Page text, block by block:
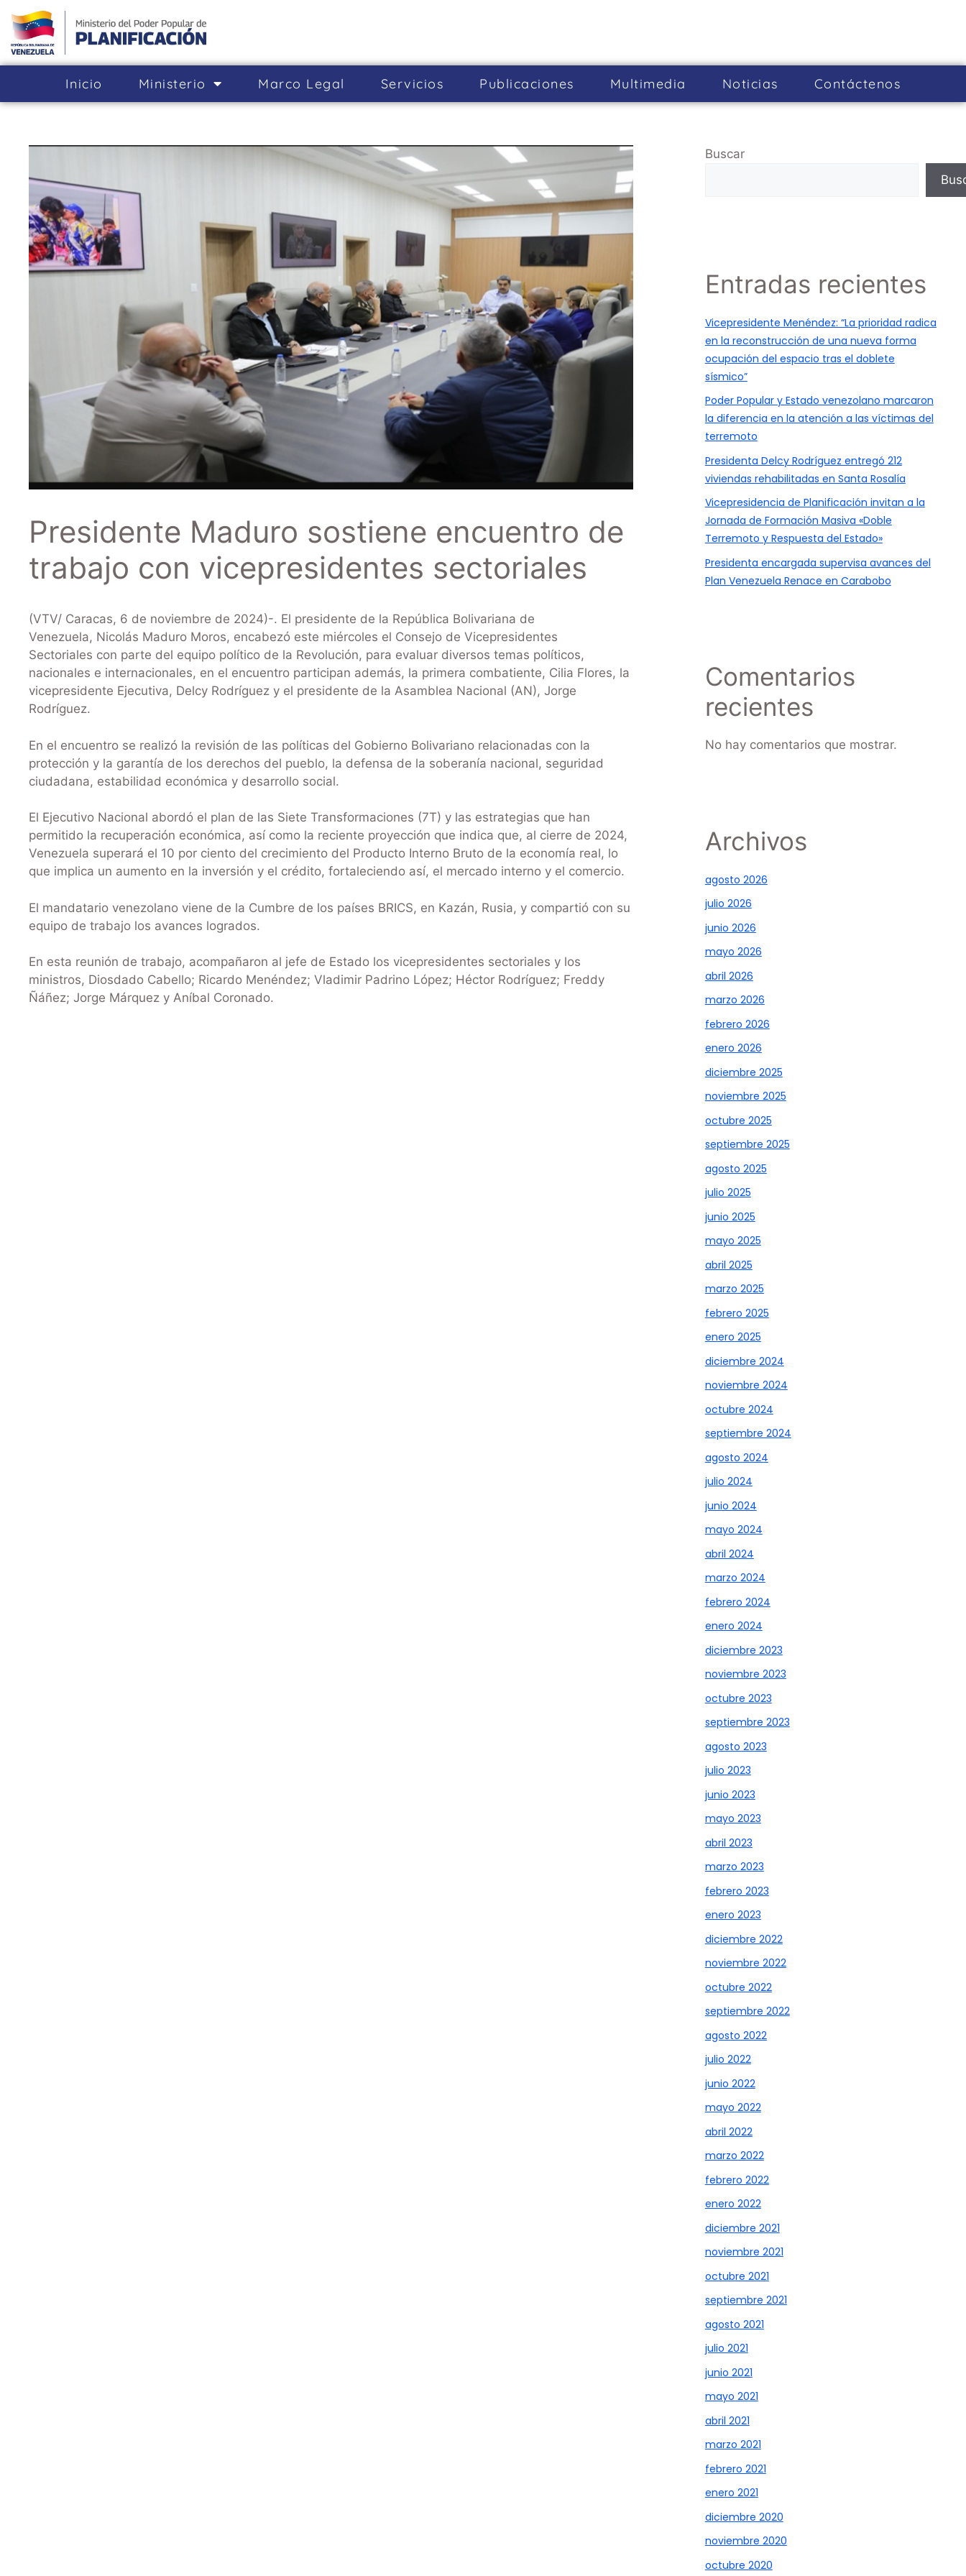
Inicio Ministerio Marco Legal Servicios Publicaciones Multimedia Noticias Cont­áctenos
Presidente Maduro sostiene encuentro de
trabajo con vicepresidentes sectoriales
(VTV/ Caracas, 6 de noviembre de 2024)-. El presidente de la República Bolivariana de
Venezuela, Nicolás Maduro Moros, encabezó este miércoles el Consejo de Vicepresidentes
Sectoriales con parte del equipo político de la Revolución, para evaluar diversos temas políticos,
nacionales e internacionales, en el encuentro participan además, la primera combatiente, Cilia Flores, la
vicepresidente Ejecutiva, Delcy Rodríguez y el presidente de la Asamblea Nacional (AN), Jorge
Rodríguez.
En el encuentro se realizó la revisión de las políticas del Gobierno Bolivariano relacionadas con la
protección y la garantía de los derechos del pueblo, la defensa de la soberanía nacional, seguridad
ciudadana, estabilidad económica y desarrollo social.
El Ejecutivo Nacional abordó el plan de las Siete Transformaciones (7T) y las estrategias que han
permitido la recuperación económica, así como la reciente proyección que indica que, al cierre de 2024,
Venezuela superará el 10 por ciento del crecimiento del Producto Interno Bruto de la economía real, lo
que implica un aumento en la inversión y el crédito, fortaleciendo así, el mercado interno y el comercio.
El mandatario venezolano viene de la Cumbre de los países BRICS, en Kazán, Rusia, y compartió con su
equipo de trabajo los avances logrados.
En esta reunión de trabajo, acompañaron al jefe de Estado los vicepresidentes sectoriales y los
ministros, Diosdado Cabello; Ricardo Menéndez; Vladimir Padrino López; Héctor Rodríguez; Freddy
Ñáñez; Jorge Márquez y Aníbal Coronado.
Buscar
Entradas recientes
Vicepresidente Menéndez: “La prioridad radica
en la reconstrucción de una nueva forma
ocupación del espacio tras el doblete
sísmico”
Poder Popular y Estado venezolano marcaron
la diferencia en la atención a las víctimas del
terremoto
Presidenta Delcy Rodríguez entregó 212
viviendas rehabilitadas en Santa Rosalía
Vicepresidencia de Planificación invitan a la
Jornada de Formación Masiva «Doble
Terremoto y Respuesta del Estado»
Presidenta encargada supervisa avances del
Plan Venezuela Renace en Carabobo
Comentarios
recientes
No hay comentarios que mostrar.
Archivos
agosto 2026
julio 2026
junio 2026
mayo 2026
abril 2026
marzo 2026
febrero 2026
enero 2026
diciembre 2025
noviembre 2025
octubre 2025
septiembre 2025
agosto 2025
julio 2025
junio 2025
mayo 2025
abril 2025
marzo 2025
febrero 2025
enero 2025
diciembre 2024
noviembre 2024
octubre 2024
septiembre 2024
agosto 2024
julio 2024
junio 2024
mayo 2024
abril 2024
marzo 2024
febrero 2024
enero 2024
diciembre 2023
noviembre 2023
octubre 2023
septiembre 2023
agosto 2023
julio 2023
junio 2023
mayo 2023
abril 2023
marzo 2023
febrero 2023
enero 2023
diciembre 2022
noviembre 2022
octubre 2022
septiembre 2022
agosto 2022
julio 2022
junio 2022
mayo 2022
abril 2022
marzo 2022
febrero 2022
enero 2022
diciembre 2021
noviembre 2021
octubre 2021
septiembre 2021
agosto 2021
julio 2021
junio 2021
mayo 2021
abril 2021
marzo 2021
febrero 2021
enero 2021
diciembre 2020
noviembre 2020
octubre 2020